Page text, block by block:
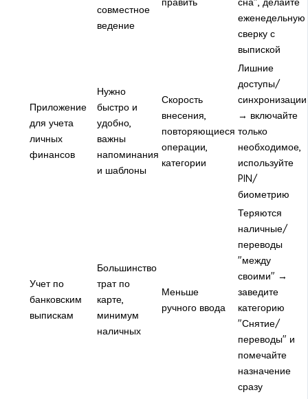
совместное
ведение
еженедельную
сверку с
выпиской
Приложение
для учета
личных
финансов
Нужно
быстро и
удобно,
важны
напоминания
и шаблоны
Скорость
внесения,
повторяющиеся
операции,
категории
Лишние
доступы/
синхронизации
→ включайте
только
необходимое,
используйте
PIN/
биометрию
Учет по
банковским
выпискам
Большинство
трат по
карте,
минимум
наличных
Меньше
ручного ввода
Теряются
наличные/
переводы
"между
своими" →
заведите
категорию
"Снятие/
переводы" и
помечайте
назначение
сразу